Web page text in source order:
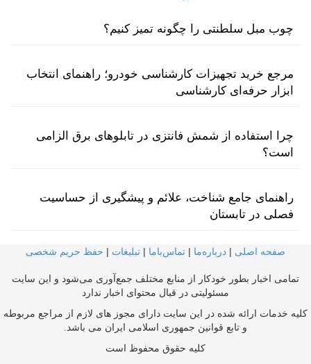
چوب مبل سلطنتی را چگونه تمیز کنیم؟
مرجع خرید تجهیزات کارشناسی خودرو؛ راهنمای انتخاب
ابزار حرفه‌ای کارشناسی
چرا استفاده از شمش فانتزی در تابلوهای برق الزامی
است؟
راهنمای جامع شناخت، علائم و پیشگیری از حساسیت
فصلی در تابستان
صفحه اصلی | درباره‌ما | تماس‌با‌ما | تبلیغات | حفظ حریم شخصی
تمامی اخبار بطور خودکار از منابع مختلف جمع‌آوری می‌شود و این سایت
مسئولیتی در قبال محتوای اخبار ندارد
کلیه خدمات ارائه شده در این سایت دارای مجوز های لازم از مراجع مربوطه
و تابع قوانین جمهوری اسلامی ایران می باشد.
کلیه حقوق محفوظ است